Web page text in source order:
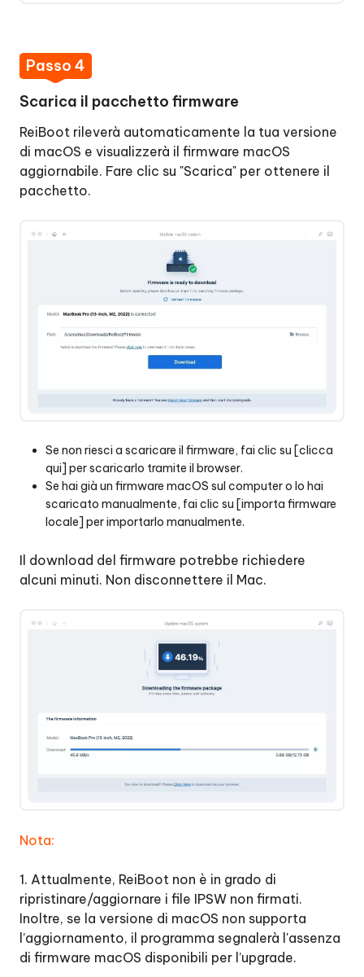
Passo 4
Scarica il pacchetto firmware
ReiBoot rileverà automaticamente la tua versione
di macOS e visualizzerà il firmware macOS
aggiornabile. Fare clic su "Scarica" per ottenere il
pacchetto.
Se non riesci a scaricare il firmware, fai clic su [clicca
qui] per scaricarlo tramite il browser.
Se hai già un firmware macOS sul computer o lo hai
scaricato manualmente, fai clic su [importa firmware
locale] per importarlo manualmente.
Il download del firmware potrebbe richiedere
alcuni minuti. Non disconnettere il Mac.
Nota:
1. Attualmente, ReiBoot non è in grado di
ripristinare/aggiornare i file IPSW non firmati.
Inoltre, se la versione di macOS non supporta
l’aggiornamento, il programma segnalerà l'assenza
di firmware macOS disponibili per l’upgrade.